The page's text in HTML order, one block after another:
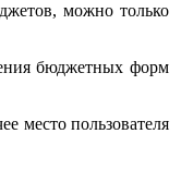
можно только
бюджетных форм
место пользователя